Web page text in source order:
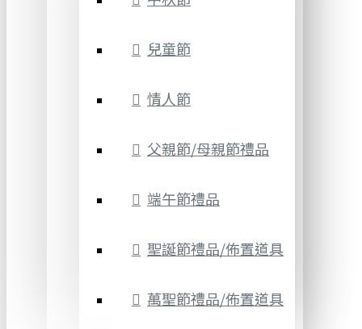
兒童節
情人節
父親節/母親節禮品
端午節禮品
聖誕節禮品/佈置道具
萬聖節禮品/佈置道具